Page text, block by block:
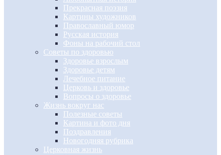
Прекрасная поэзия
Картины художников
Православный юмор
Русская история
Фоны на рабочий стол
Советы по здоровью
Здоровье взрослым
Здоровье детям
Лечебное питание
Церковь и здоровье
Вопросы о здоровье
Жизнь вокруг нас
Полезные советы
Картина и фото дня
Поздравления
Новогодняя рубрика
Церковная жизнь